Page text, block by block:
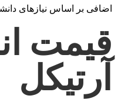
اضافی بر اساس نیازهای
قیمت
آرتیکل